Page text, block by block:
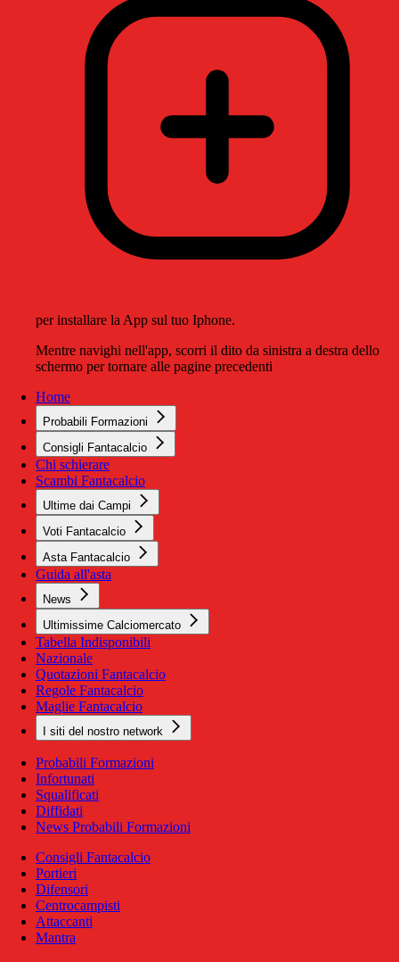
per installare la App sul tuo Iphone.
Mentre navighi nell'app, scorri il dito da sinistra a destra dello
schermo per tornare alle pagine precedenti
Home
Probabili Formazioni
Consigli Fantacalcio
Chi schierare
Scambi Fantacalcio
Ultime dai Campi
Voti Fantacalcio
Asta Fantacalcio
Guida all'asta
News
Ultimissime Calciomercato
Tabella Indisponibili
Nazionale
Quotazioni Fantacalcio
Regole Fantacalcio
Maglie Fantacalcio
I siti del nostro network
Probabili Formazioni
Infortunati
Squalificati
Diffidati
News Probabili Formazioni
Consigli Fantacalcio
Portieri
Difensori
Centrocampisti
Attaccanti
Mantra